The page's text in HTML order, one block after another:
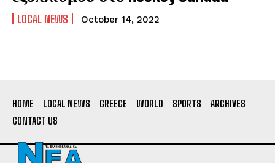
LOCAL NEWS October 14, 2022
HOME LOCAL NEWS GREECE WORLD SPORTS
ARCHIVES
CONTACT US